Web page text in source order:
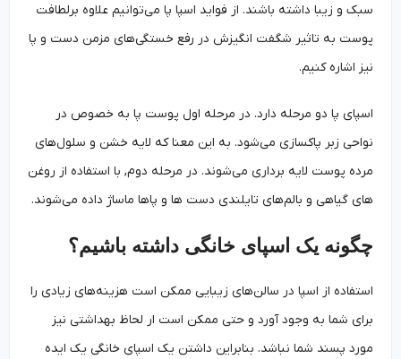
سبک و زیبا داشته باشند. از فواید اسپا پا می‌توانیم علاوه برلطافت
پوست به تاثیر شگفت انگیزش در رفع خستگی‌های مزمن دست و پا
نیز اشاره کنیم.
اسپای پا دو مرحله دارد. در مرحله اول پوست پا به خصوص در
نواحی زبر پاکسازی می‌شود. به این معنا که لایه خشن و سلول‌های
مرده پوست لایه برداری می‌شوند. در مرحله دوم, با استفاده از روغن
های گیاهی و بالم‌های تایلندی دست ها و پاها ماساژ داده می‌شوند.
چگونه یک اسپای خانگی داشته باشیم؟
استفاده از اسپا در سالن‌های زیبایی ممکن است هزینه‌های زیادی را
برای شما به وجود آورد و حتی ممکن است ار لحاظ بهداشتی نیز
مورد پسند شما نباشد. بنابراین داشتن یک اسپای خانگی یک ایده